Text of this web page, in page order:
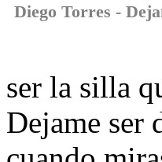
Diego Torres -
ser la silla
Dejame ser